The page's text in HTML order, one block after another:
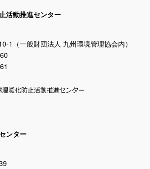
活動推進センター
1（一般財団法人 九州環境管理協会内）
ンター